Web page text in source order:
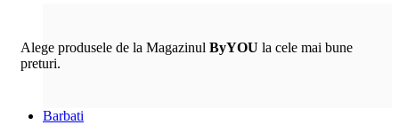
Alege produsele de la Magazinul ByYOU la cele mai bune
preturi.
Barbati